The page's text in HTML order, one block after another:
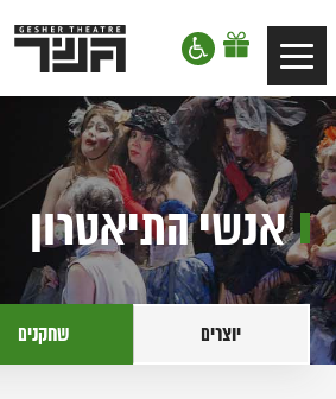
דלג לסרגל הניווט
דלג לתוכן
Toggle
navigation
תיאטרון
גשר,
בתל
אביב
אנשי התיאטרון
יוצרים שחקנים